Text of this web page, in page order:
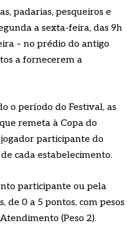
padarias, pesqueiros e
a sexta-feira, das 9h
– no prédio do antigo
a fornecerem a
o período do Festival, as
remeta à Copa do
participante do
cada estabelecimento.
participante ou pela
0 a 5 pontos, com pesos
(Peso 2).